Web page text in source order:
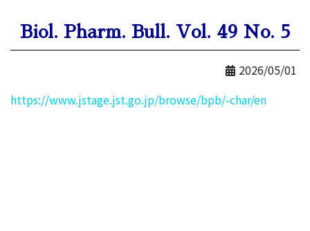
Biol. Pharm. Bull. Vol. 49 No. 5
2026/05/01
https://www.jstage.jst.go.jp/browse/bpb/-char/en